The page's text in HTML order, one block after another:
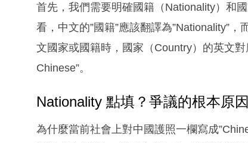
首先，我們需要明確國籍（Nationality）和
看，中文的”國籍”應該翻譯為”Nationality”，
文國家或國籍時，國家（Country）的英文
Chinese”。
Nationality 點填？爭議的根本原因
為什麼當前社會上對中國護照一欄寫成